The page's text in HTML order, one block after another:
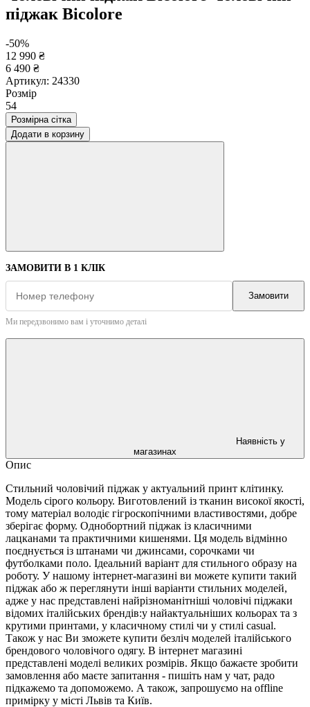
піджак Bicolore
-50%
12 990 ₴
6 490 ₴
Артикул: 24330
Розмір
54
Розмірна сітка
Додати в корзину
ЗАМОВИТИ В 1 КЛІК
Замовити
Ми передзвонимо вам і уточнимо деталі
Наявність у
магазинах
Опис
Стильний чоловічий піджак у актуальний принт клітинку.
Модель сірого кольору. Виготовлений із тканин високої якості,
тому матеріал володіє гігроскопічними властивостями, добре
зберігає форму. Однобортний піджак із класичними
лацканами та практичними кишенями. Ця модель відмінно
поєднується із штанами чи джинсами, сорочками чи
футболками поло. Ідеальний варіант для стильного образу на
роботу. У нашому інтернет-магазині ви можете купити такий
піджак або ж переглянути інші варіанти стильних моделей,
адже у нас представлені найрізноманітніші чоловічі піджаки
відомих італійських брендів:у найактуальніших кольорах та з
крутими принтами, у класичному стилі чи у стилі casual.
Також у нас Ви зможете купити безліч моделей італійського
брендового чоловічого одягу. В інтернет магазині
представлені моделі великих розмірів. Якщо бажаєте зробити
замовлення або маєте запитання - пишіть нам у чат, радо
підкажемо та допоможемо. А також, запрошуємо на offline
примірку у місті Львів та Київ.